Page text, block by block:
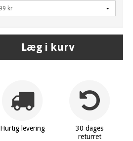
Læg i kurv
Hurtig levering
30 dages
returret